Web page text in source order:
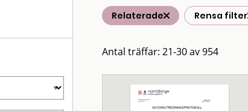
Relaterade Rensa filter
Antal träffar: 21-30 av 954